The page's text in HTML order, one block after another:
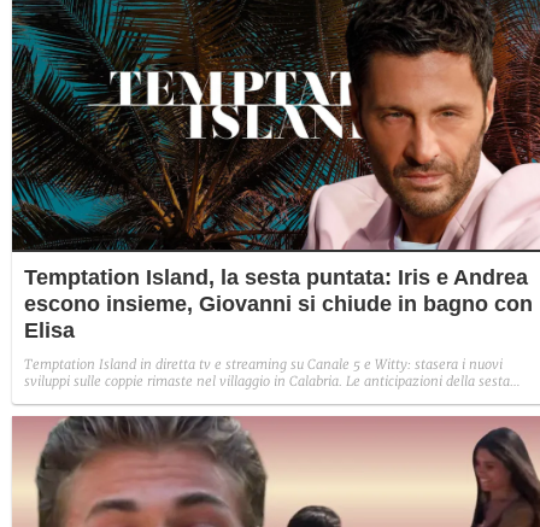
Temptation Island, la sesta puntata: Iris e Andrea
escono insieme, Giovanni si chiude in bagno con
Elisa
Temptation Island in diretta tv e streaming su Canale 5 e Witty: stasera i nuovi
sviluppi sulle coppie rimaste nel villaggio in Calabria. Le anticipazioni della sesta
Sabrina rifiuta il falò con Giovanni e si avvicina a Lory.